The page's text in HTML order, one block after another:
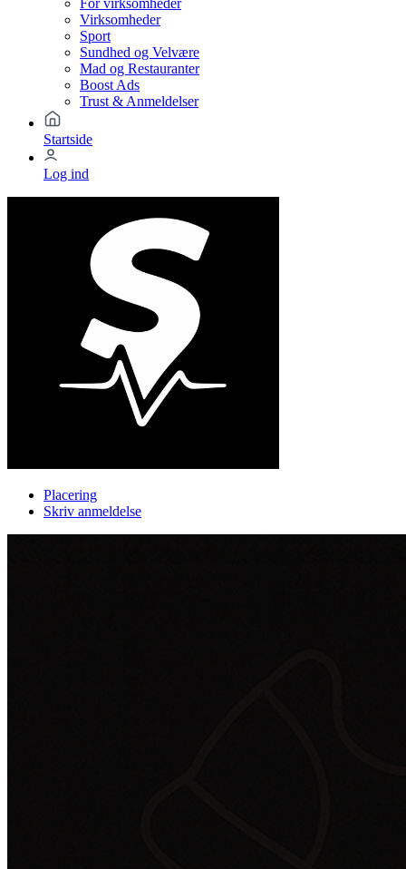
For virksomheder
Virksomheder
Sport
Sundhed og Velvære
Mad og Restauranter
Boost Ads
Trust & Anmeldelser
Startside
Log ind
Placering
Skriv anmeldelse